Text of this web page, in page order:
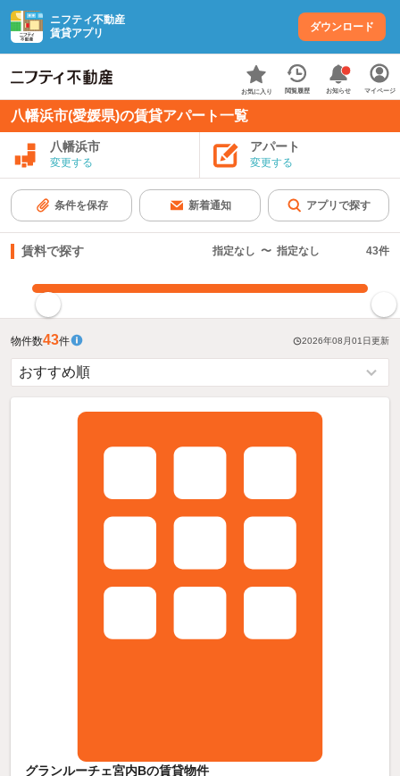
ニフティ不動産
賃貸アプリ
ダウンロード
お気に入り 閲覧履歴 お知らせ マイページ
八幡浜市(愛媛県)の賃貸アパート一覧
八幡浜市
変更する
アパート
変更する
条件を保存 新着通知 アプリで探す
賃料で探す 指定なし 〜 指定なし 43件
物件数43件 2026年08月01日更新
グランルーチェ宮内Bの賃貸物件